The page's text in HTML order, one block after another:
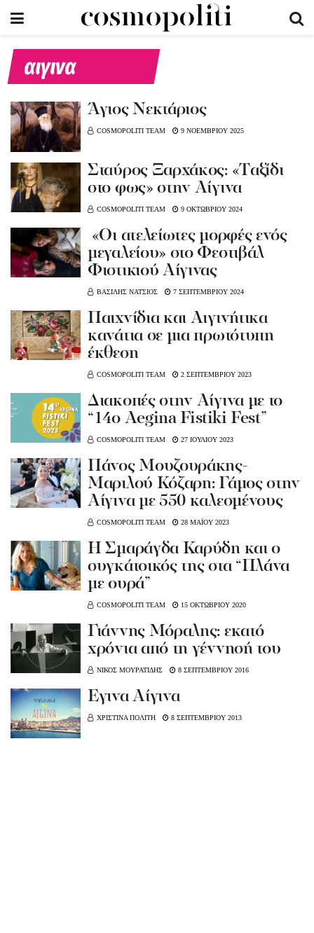
αιγινα
Άγιος Νεκτάριος
COSMOPOLITI TEAM 9 ΝΟΕΜΒΡΙΟΥ 2025
Σταύρος Ξαρχάκος: «Tαξίδι
στο φως» στην Αίγινα
COSMOPOLITI TEAM 9 ΟΚΤΩΒΡΙΟΥ 2024
«Οι ατελείωτες μορφές ενός
μεγαλείου» στο Φεστιβάλ
Φιστικιού Αίγινας
ΒΑΣΙΛΗΣ ΝΑΤΣΙΟΣ 7 ΣΕΠΤΕΜΒΡΙΟΥ 2024
Παιχνίδια και Aιγινήτικα
κανάτια σε μια πρωτότυπη
έκθεση
COSMOPOLITI TEAM 2 ΣΕΠΤΕΜΒΡΙΟΥ 2023
Διακοπές στην Αίγινα με το
“14ο Aegina Fistiki Fest”
COSMOPOLITI TEAM 27 ΙΟΥΛΙΟΥ 2023
Πάνος Μουζουράκης-
Μαριλού Κόζαρη: Γάμος στην
Αίγινα με 550 καλεσμένους
COSMOPOLITI TEAM 28 ΜΑΪΟΥ 2023
Η Σμαράγδα Καρύδη και ο
συγκάτοικός της στα “Πλάνα
με ουρά”
COSMOPOLITI TEAM 15 ΟΚΤΩΒΡΙΟΥ 2020
Γιάννης Μόραλης: εκατό
χρόνια από τη γέννησή του
ΝΙΚΟΣ ΜΟΥΡΑΤΙΔΗΣ 8 ΣΕΠΤΕΜΒΡΙΟΥ 2016
Έγινα Αίγινα
ΧΡΙΣΤΙΝΑ ΠΟΛΙΤΗ 8 ΣΕΠΤΕΜΒΡΙΟΥ 2013